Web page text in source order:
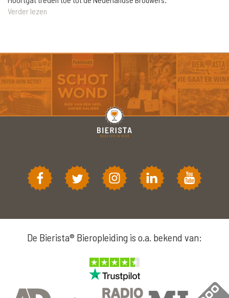
Verder lezen
De Bierista® Bieropleiding is o.a. bekend van: